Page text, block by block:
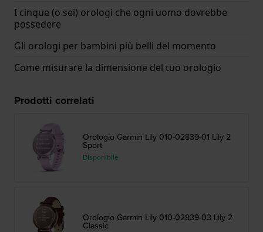
I cinque (o sei) orologi che ogni uomo dovrebbe
possedere
Gli orologi per bambini più belli del momento
Come misurare la dimensione del tuo orologio
Prodotti correlati
Orologio Garmin Lily 010-02839-01 Lily 2
Sport
Disponibile
Orologio Garmin Lily 010-02839-03 Lily 2
Classic